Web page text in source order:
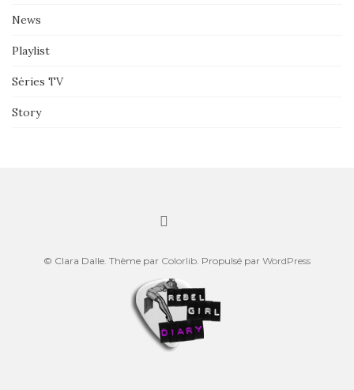
News
Playlist
Séries TV
Story
© Clara Dalle. Thème par Colorlib . Propulsé par WordPress